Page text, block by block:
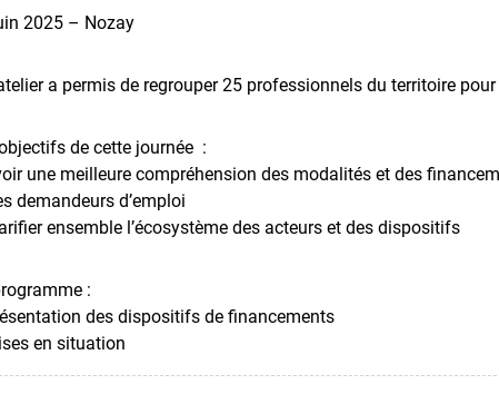
2025 – Nozay
a permis de regrouper 25 professionnels du territoire
de cette journée :
une meilleure compréhension des modalités et des
demandeurs d’emploi
ensemble l’écosystème des acteurs et des dispositifs
:
des dispositifs de financements
en situation